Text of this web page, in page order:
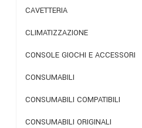
CAVETTERIA
CLIMATIZZAZIONE
CONSOLE GIOCHI E ACCESSORI
CONSUMABILI
CONSUMABILI COMPATIBILI
CONSUMABILI ORIGINALI